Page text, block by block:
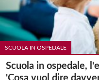
SCUOLA IN OSPEDALE
Scuola in ospedale,
'Cosa vuol dire